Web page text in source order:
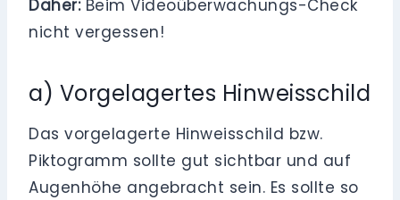
Daher:Beim Videoüberwachungs-Check
nicht vergessen!
a) Vorgelagertes Hinweisschild
Das vorgelagerte Hinweisschild bzw.
Piktogramm sollte gut sichtbar und auf
Augenhöhe angebracht sein. Es sollte so